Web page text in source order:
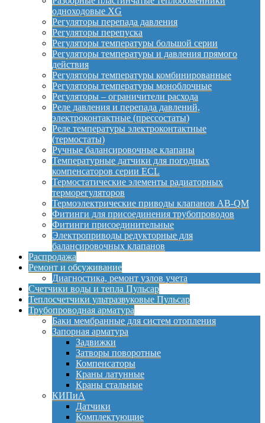
одноходовые XG
Регуляторы перепада давления
Регуляторы перепуска
Регуляторы температуры большой серии
Регуляторы температуры и давления прямого
действия
Регуляторы температуры комбинированные
Регуляторы температуры моноблочные
Регуляторы – ограничители расхода
Реле давления и перепада давлений,
электроконтактные (прессостаты)
Реле температуры электроконтактные
(термостаты)
Ручные балансировочные клапаны
Температурные датчики для погодных
компенсаторов серии ECL
Термостатические элементы радиаторных
терморегуляторов
Термоэлектрические приводы клапанов AB-QM
Фитинги для присоединения трубопроводов
Фитинги присоединительные
Электроприводы редукторные для
балансировочных клапанов
Распродажа
Ремонт и обсуживание
Диагностика, ремонт узлов учета
Счетчики воды и тепла Пульсар
Теплосчетчики ультразвуковые Пульсар
Трубопроводная арматура
Баки мембранные для систем отопления
Запорная арматура
Задвижки
Затворы поворотные
Компенсаторы
Краны латунные
Краны стальные
КИПиА
Датчики
Комплектующие